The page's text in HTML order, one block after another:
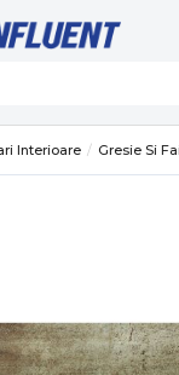
Interioare Gresie Si